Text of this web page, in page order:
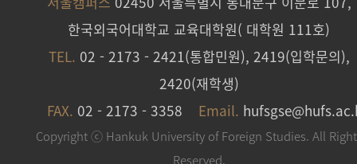
한국외국어대학교 교육대학원( 대학원 111호)
TEL. 02 - 2173 - 2421(통합민원), 2419(입학문의),
2420(재학생)
FAX. 02 - 2173 - 3358 Email.
Copyright ⓒ Hankuk University of Foreign Studies. All
Reserved.